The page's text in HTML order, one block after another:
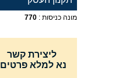
מונה כניסות : 770
ליצירת קשר
נא למלא פרטים